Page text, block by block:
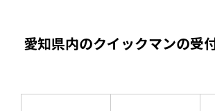
愛知県内のクイックマンの受